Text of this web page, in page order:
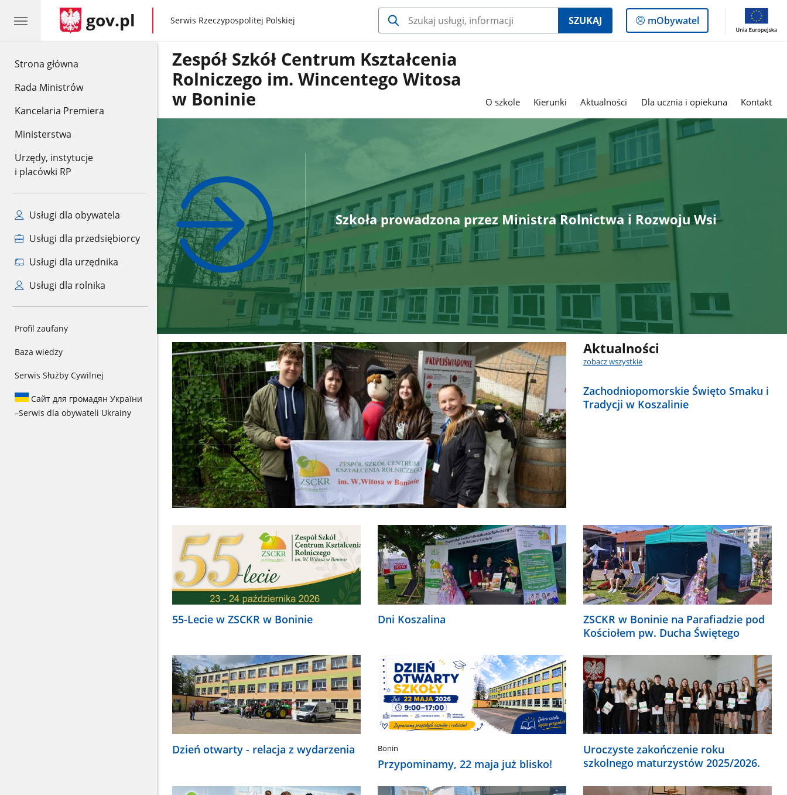
Strona główna
Rada Ministrów
Kancelaria Premiera
Ministerstwa
Urzędy, instytucje
i placówki RP
Usługi dla obywatela
Usługi dla przedsiębiorcy
Usługi dla urzędnika
Usługi dla rolnika
Profil zaufany
Baza wiedzy
Serwis Służby Cywilnej
Сайт для громадян України
–Serwis dla obywateli Ukrainy
gov.pl gov.pl
Serwis Rzeczypospolitej Polskiej SZUKAJ
Logowanie
do
mObywatel
Zespół Szkół Centrum Kształcenia
Rolniczego im. Wincentego Witosa
w Boninie
O szkole Kierunki Aktualności Dla ucznia i opiekuna Kontakt
Szkoła prowadzona przez Ministra Rolnictwa i Rozwoju Wsi
Aktualności
zobacz wszystkie
Zachodniopomorskie Święto Smaku i
Tradycji w Koszalinie
55-Lecie w ZSCKR w Boninie Dni Koszalina
ZSCKR w Boninie na Parafiadzie pod
Kościołem pw. Ducha Świętego
Dzień otwarty - relacja z wydarzenia Bonin
Przypominamy, 22 maja już blisko!
Uroczyste zakończenie roku
szkolnego maturzystów 2025/2026.